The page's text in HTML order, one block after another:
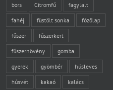
bors Citromfű fagylalt
fahéj füstölt sonka főzőlap
fűszer fűszerkert
fűszernövény gomba
gyerek gyömbér húsleves
húsvét kakaó kalács